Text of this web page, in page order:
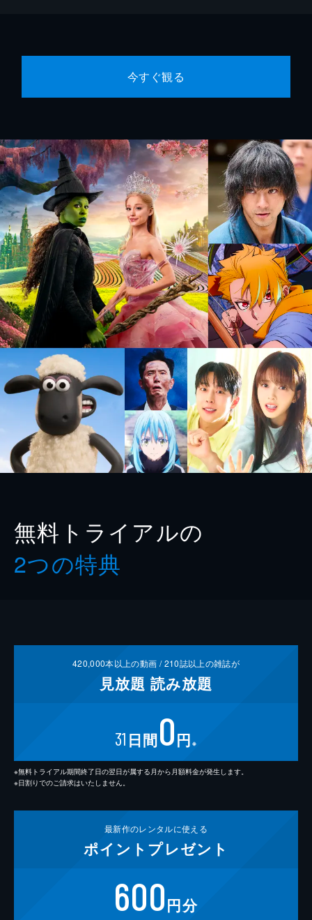
今すぐ観る
無料トライアルの
2つの特典
420,000本以上の動画 /210誌以上の雑誌が
見放題 読み放題
31 日間0円 ※
※無料トライアル期間終了日の翌日が属する月から月額料金が発生します。
※日割りでのご請求はいたしません。
最新作のレンタルに使える
ポイント プレゼント
600円分